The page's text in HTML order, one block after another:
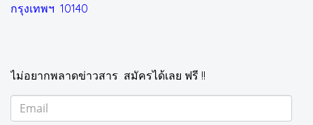
กรุงเทพฯ 10140
ไม่อยากพลาดข่าวสาร สมัครได้เลย ฟรี !!